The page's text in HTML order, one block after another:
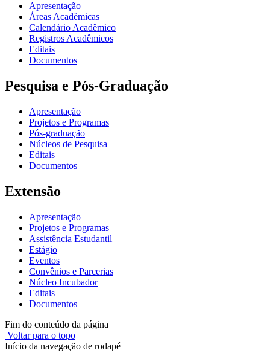
Apresentação
Áreas Acadêmicas
Calendário Acadêmico
Registros Acadêmicos
Editais
Documentos
Pesquisa e Pós-Graduação
Apresentação
Projetos e Programas
Pós-graduação
Núcleos de Pesquisa
Editais
Documentos
Extensão
Apresentação
Projetos e Programas
Assistência Estudantil
Estágio
Eventos
Convênios e Parcerias
Núcleo Incubador
Editais
Documentos
Fim do conteúdo da página
Voltar para o topo
Início da navegação de rodapé